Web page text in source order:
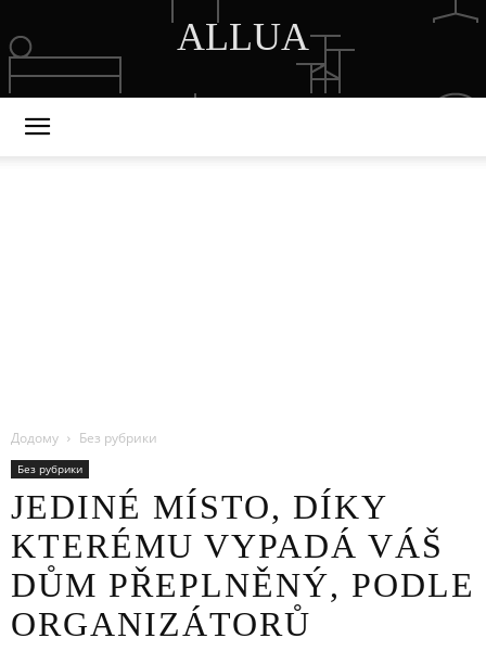
ALLUA
DISCOVER THE ART OF PUBLISHING
Додому Без рубрики
Без рубрики
JEDINÉ MÍSTO, DÍKY
KTERÉMU VYPADÁ VÁŠ
DŮM PŘEPLNĚNÝ, PODLE
ORGANIZÁTORŮ